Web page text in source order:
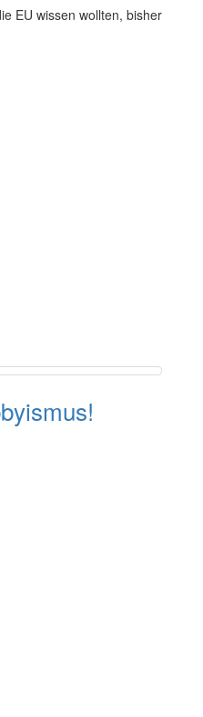
EU wissen wollten, bisher